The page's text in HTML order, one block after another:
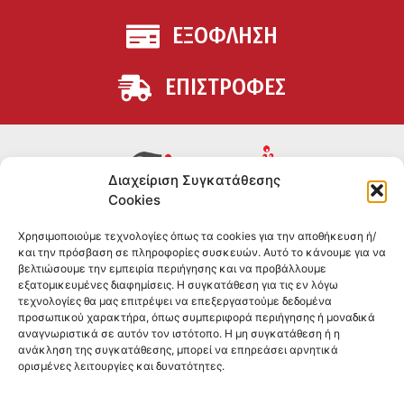
Διαχείριση Συγκατάθεσης
Cookies
Χρησιμοποιούμε τεχνολογίες όπως τα cookies για την αποθήκευση ή/
και την πρόσβαση σε πληροφορίες συσκευών. Αυτό το κάνουμε για να
βελτιώσουμε την εμπειρία περιήγησης και να προβάλλουμε
εξατομικευμένες διαφημίσεις. Η συγκατάθεση για τις εν λόγω
τεχνολογίες θα μας επιτρέψει να επεξεργαστούμε δεδομένα
προσωπικού χαρακτήρα, όπως συμπεριφορά περιήγησης ή μοναδικά
αναγνωριστικά σε αυτόν τον ιστότοπο. Η μη συγκατάθεση ή η
ανάκληση της συγκατάθεσης, μπορεί να επηρεάσει αρνητικά
ορισμένες λειτουργίες και δυνατότητες.
ΕΞΟΦΛΗΣΗ
ΕΠΙΣΤΡΟΦΕΣ
θέλουν να βελτιώσουν τη διατροφή και την υγεία τους.
Επώνυμα brands και εμπειρία ετών στο χώρο.
ΠΛΗΡΟΦΟΡΙΕΣ
-ΤΗΛ:2551 181428
–ΟΡΟΙ & ΠΡΟΣΩΠΙΚΑ ΔΕΔΟΜΕΝΑ